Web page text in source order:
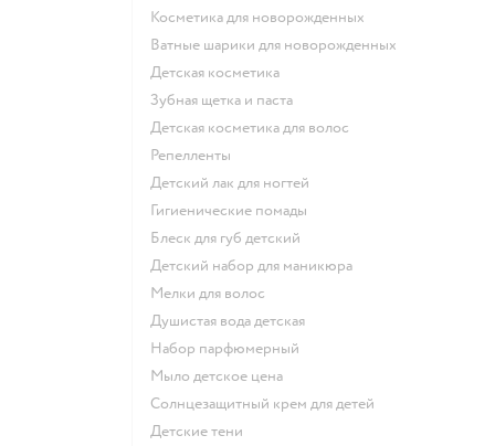
косметика для новорожденных
ватные шарики для новорожденных
детская косметика
зубная щетка и паста
детская косметика для волос
репелленты
детский лак для ногтей
гигиенические помады
блеск для губ детский
детский набор для маникюра
мелки для волос
душистая вода детская
набор парфюмерный
мыло детское цена
солнцезащитный крем для детей
детские тени